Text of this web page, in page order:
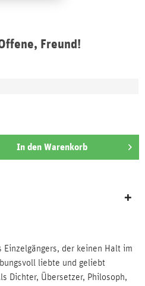
Freund!
In den Warenkorb
der keinen Halt im
liebte und geliebt
Dichter, Übersetzer, Philosoph,